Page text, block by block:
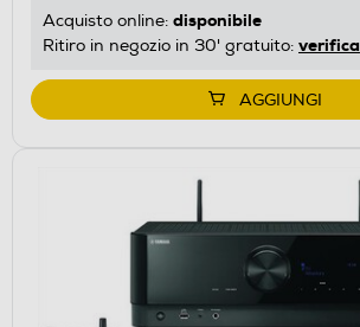
Acquisto online: disponibile
Ritiro in negozio in 30' gratuito: verifica
AGGIUNGI